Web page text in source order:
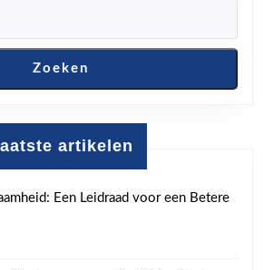
Zoeken
artikelen
Een Leidraad voor een Betere